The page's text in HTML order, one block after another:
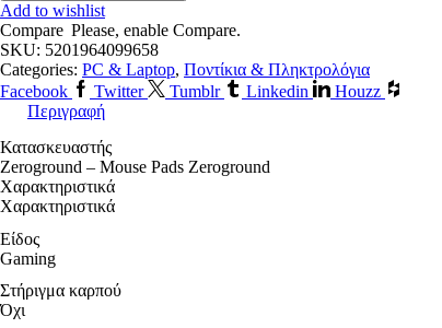
Add to wishlist
Compare Please, enable Compare.
SKU: 5201964099658
Categories: PC & Laptop, Ποντίκια & Πληκτρολόγια
Facebook
Twitter Tumblr Linkedin
Houzz
Περιγραφή
Κατασκευαστής
Zeroground – Mouse Pads Zeroground
Χαρακτηριστικά
Χαρακτηριστικά
Είδος
Gaming
Στήριγμα καρπού
Όχι